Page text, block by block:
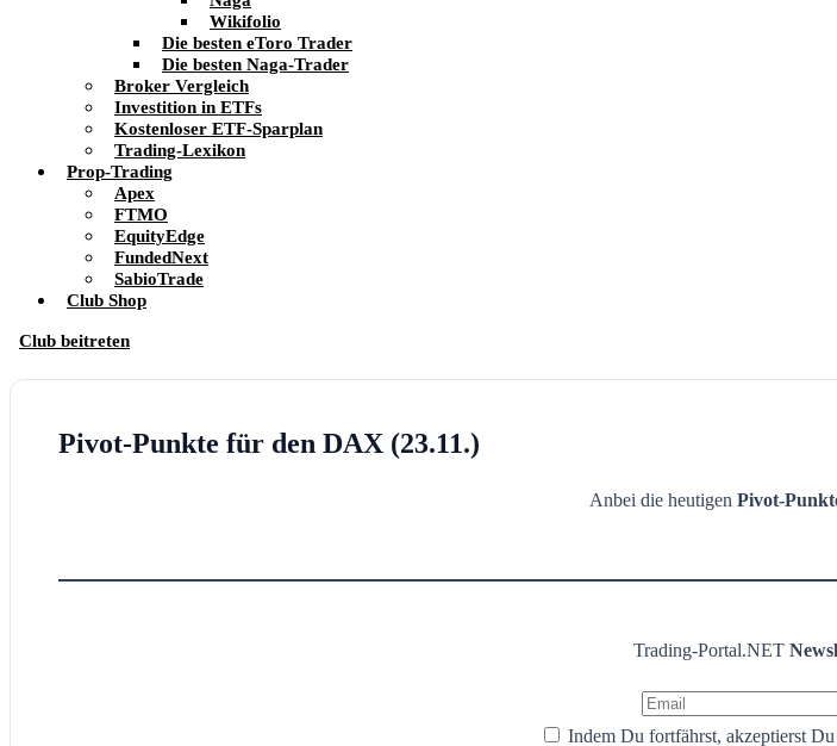
Wikifolio
Die besten eToro Trader
Die besten Naga-Trader
Broker Vergleich
Investition in ETFs
Kostenloser ETF-Sparplan
Trading-Lexikon
Prop-Trading
Apex
FTMO
EquityEdge
FundedNext
SabioTrade
Club Shop
Club beitreten
Pivot-Punkte für den DAX (23.11.)
Anbei die heutigen Pivot-
Trading-Portal.NET
Indem Du fortfährst, akzeptierst